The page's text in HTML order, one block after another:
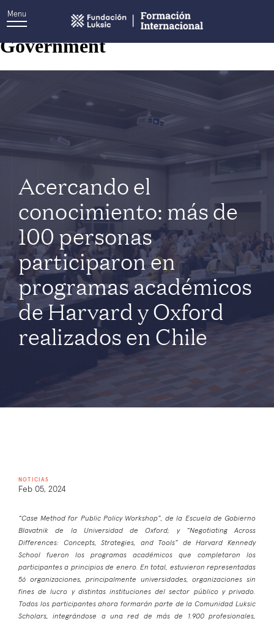
Menu
Etiqueta:Blavatnik School of
Government
Acercando el
conocimiento: más de
100 personas
participaron en
programas académicos
de Harvard y Oxford
realizados en Chile
NOTICIAS
Feb 05, 2024
“Case Method for Public Policy Workshop”, de la Escuela de Gobierno
Blavatnik de la Universidad de Oxford; y “Negotiating Across
Differences: Concepts, Strategies, and Tools” de Harvard Kennedy
School fueron los programas académicos que completaron los
participantes a principios de enero. En total, estuvieron representadas
56 organizaciones, principalmente universidades, organizaciones sin
fines de lucro y distintas instituciones del sector público y privado.
Todos los participantes ahora formarán parte de la Comunidad Luksic
Scholars, integrándose a una red de más de 1.900 profesionales,